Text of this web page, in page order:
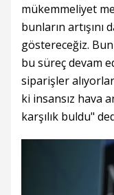
mükemmeliyet
bunların
göstereceğiz.
bu süreç devam
siparişler
ki insansız hava
karşılık buldu"